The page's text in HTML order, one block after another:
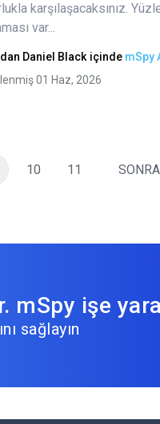
karşılaşacaksınız.
var...
Daniel Black içinde mSpy
01 Haz, 2026
10 11
mSpy işe
sağlayın